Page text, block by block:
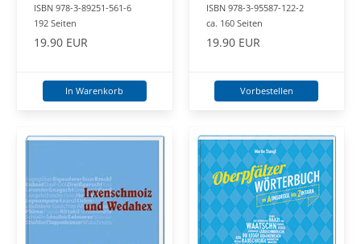
ISBN 978-3-89251-561-6
192 Seiten
19.90 EUR
In Warenkorb
ISBN 978-3-95587-122-2
ca. 160 Seiten
19.90 EUR
Vorbestellen